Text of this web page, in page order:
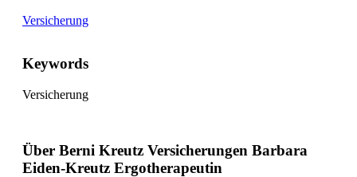
Versicherung
Keywords
Versicherung
Über Berni Kreutz Versicherungen Barbara
Eiden-Kreutz Ergotherapeutin